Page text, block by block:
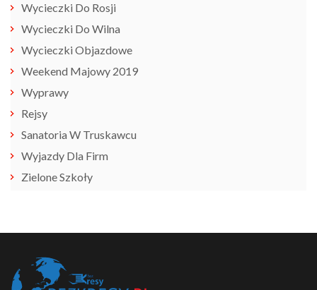
Wycieczki Do Rosji
Wycieczki Do Wilna
Wycieczki Objazdowe
Weekend Majowy 2019
Wyprawy
Rejsy
Sanatoria W Truskawcu
Wyjazdy Dla Firm
Zielone Szkoły